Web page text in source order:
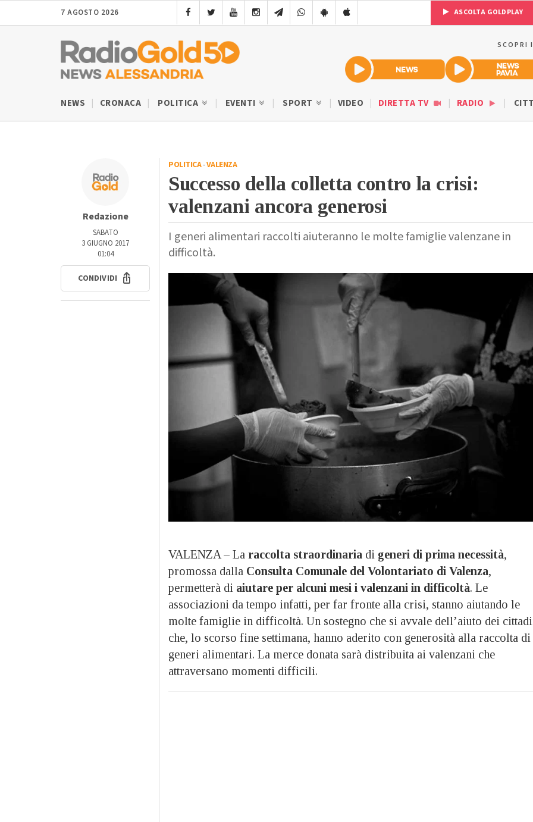
7 AGOSTO 2026 ASCOLTA GOLDPLAY
SCOPRI
NEWS CRONACA POLITICA EVENTI SPORT VIDEO DIRETTA TV RADIO
Redazione
SABATO
3 GIUGNO 2017
01:04
CONDIVIDI
POLITICA-VALENZA
Successo della colletta contro la crisi:
valenzani ancora generosi
I generi alimentari raccolti aiuteranno le molte famiglie valenzane in
difficoltà.
VALENZA – La raccolta straordinaria di generi di prima necessità,
promossa dalla Consulta Comunale del Volontariato di Valenza,
permetterà di aiutare per alcuni mesi i valenzani in difficoltà. Le
associazioni da tempo infatti, per far fronte alla crisi, stanno aiutando le
molte famiglie in difficoltà. Un sostegno che si avvale dell’aiuto dei
che, lo scorso fine settimana, hanno aderito con generosità alla raccolta di
generi alimentari. La merce donata sarà distribuita ai valenzani che
attraversano momenti difficili.